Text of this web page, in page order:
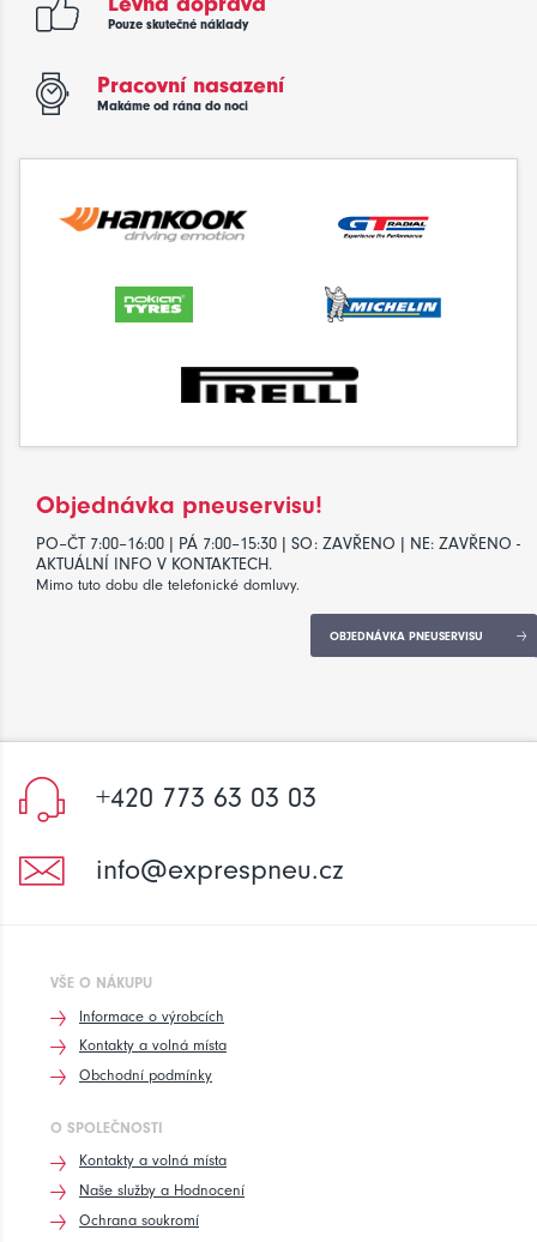
Pouze skutečné náklady
Pracovní nasazení
Makáme od rána do noci
Objednávka pneuservisu!
PO–ČT 7:00–16:00 | PÁ 7:00–15:30 | SO: ZAVŘENO | NE: ZAVŘENO -
AKTUÁLNÍ INFO V KONTAKTECH.
Mimo tuto dobu dle telefonické domluvy.
OBJEDNÁVKA PNEUSERVISU
+420 773 63 03 03
info@exprespneu.cz
VŠE O NÁKUPU
Informace o výrobcích
Kontakty a volná místa
Obchodní podmínky
O SPOLEČNOSTI
Kontakty a volná místa
Naše služby a Hodnocení
Ochrana soukromí